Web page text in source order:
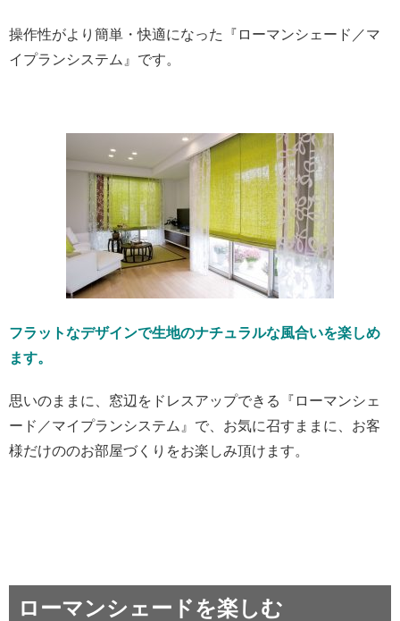
操作性がより簡単・快適になった『ローマンシェード／マ
イプランシステム』です。
フラットなデザインで生地のナチュラルな風合いを楽しめ
ます。
思いのままに、窓辺をドレスアップできる『ローマンシェ
ード／マイプランシステム』で、お気に召すままに、お客
様だけののお部屋づくりをお楽しみ頂けます。
ローマンシェードを楽しむ